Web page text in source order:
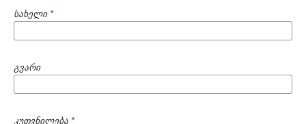
სახელი *
გვარი
კუთვნილება *